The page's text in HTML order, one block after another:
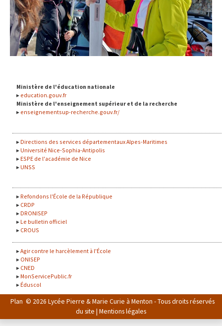
Ministère de l'éducation nationale
education.gouv.fr
Ministère de l'enseignement supérieur et de la recherche
enseignementsup-recherche.gouv.fr/
Directions des services départementaux Alpes-Maritimes
Université Nice-Sophia-Antipolis
ESPE de l'académie de Nice
UNSS
Refondons l'École de la République
CRDP
DRONISEP
Le bulletin officiel
CROUS
Agir contre le harcèlement à l'École
ONISEP
CNED
MonServicePublic.fr
Éduscol
© 2026 Lycée Pierre & Marie Curie à Menton - Tous droits réservés
Plan
du site | Mentions légales